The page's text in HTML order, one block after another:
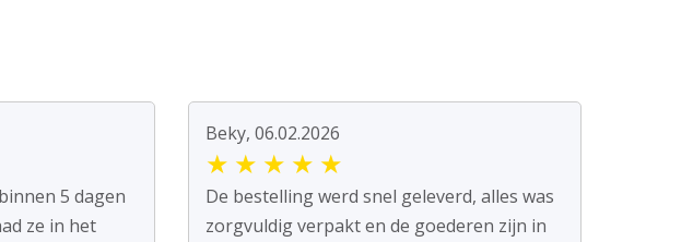
5 dagen
ze in het
Beky, 06.02.2026
★ ★ ★ ★ ★
De bestelling werd snel geleverd, alles was
zorgvuldig verpakt en de goederen zijn in